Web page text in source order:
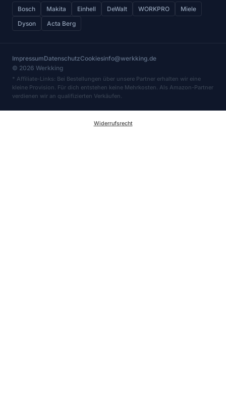
Bosch Makita Einhell DeWalt WORKPRO
Miele
Dyson
Acta Berg
ImpressumDatenschutzCookiesinfo@werkking.de
© 2026 Werkking
* Affiliate-Links: Bei Bestellungen über unsere Partner erhalten wir eine
kleine Provision. Für dich entstehen keine Mehrkosten. Als Amazon-Partner
verdienen wir an qualifizierten Verkäufen.
Widerrufsrecht